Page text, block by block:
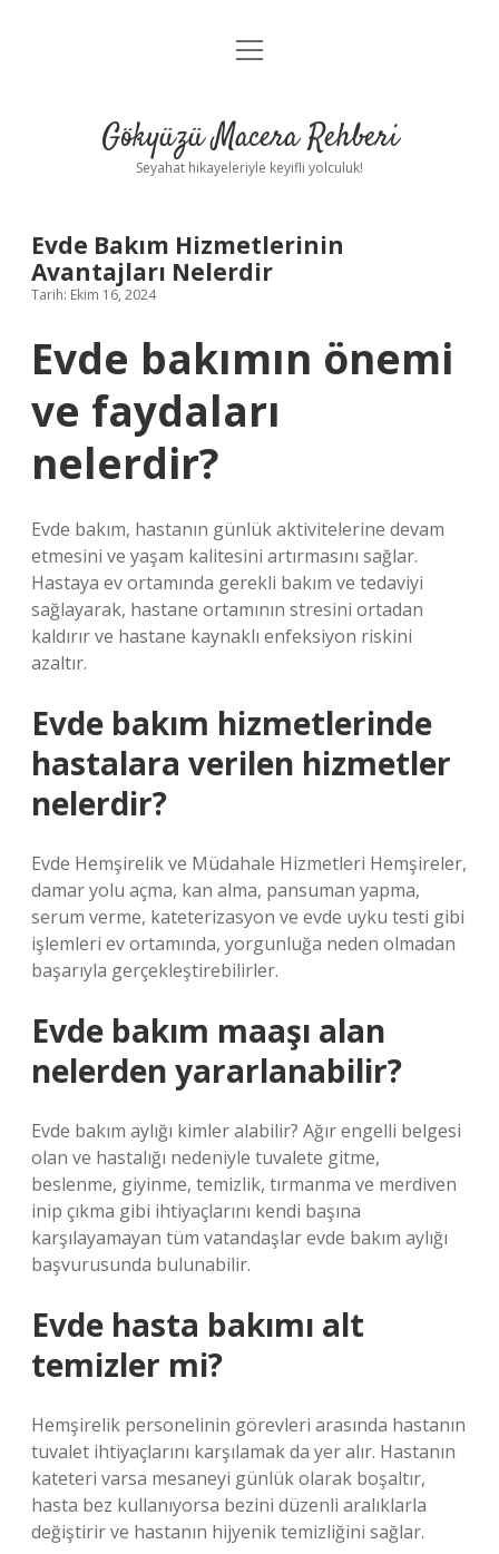
Anasayfa
Yasal Uyarı
menüyü
Gökyüzü Macera Rehberi
Seyahat hikayeleriyle keyifli yolculuk!
Evde Bakım Hizmetlerinin
Avantajları Nelerdir
Tarih: Ekim 16, 2024
Evde bakımın önemi
ve faydaları
nelerdir?
Evde bakım, hastanın günlük aktivitelerine devam
etmesini ve yaşam kalitesini artırmasını sağlar.
Hastaya ev ortamında gerekli bakım ve tedaviyi
sağlayarak, hastane ortamının stresini ortadan
kaldırır ve hastane kaynaklı enfeksiyon riskini
azaltır.
Evde bakım hizmetlerinde
hastalara verilen hizmetler
nelerdir?
Evde Hemşirelik ve Müdahale Hizmetleri Hemşireler,
damar yolu açma, kan alma, pansuman yapma,
serum verme, kateterizasyon ve evde uyku testi gibi
işlemleri ev ortamında, yorgunluğa neden olmadan
başarıyla gerçekleştirebilirler.
Evde bakım maaşı alan
nelerden yararlanabilir?
Evde bakım aylığı kimler alabilir? Ağır engelli belgesi
olan ve hastalığı nedeniyle tuvalete gitme,
beslenme, giyinme, temizlik, tırmanma ve merdiven
inip çıkma gibi ihtiyaçlarını kendi başına
karşılayamayan tüm vatandaşlar evde bakım aylığı
başvurusunda bulunabilir.
Evde hasta bakımı alt
temizler mi?
Hemşirelik personelinin görevleri arasında hastanın
tuvalet ihtiyaçlarını karşılamak da yer alır. Hastanın
kateteri varsa mesaneyi günlük olarak boşaltır,
hasta bez kullanıyorsa bezini düzenli aralıklarla
değiştirir ve hastanın hijyenik temizliğini sağlar.